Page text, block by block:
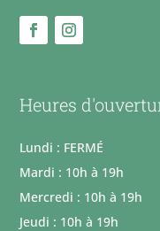
Heures
Lundi : FERMÉ
Mardi : 10h à 19h
Mercredi : 10h à 19h
Jeudi : 10h à 19h